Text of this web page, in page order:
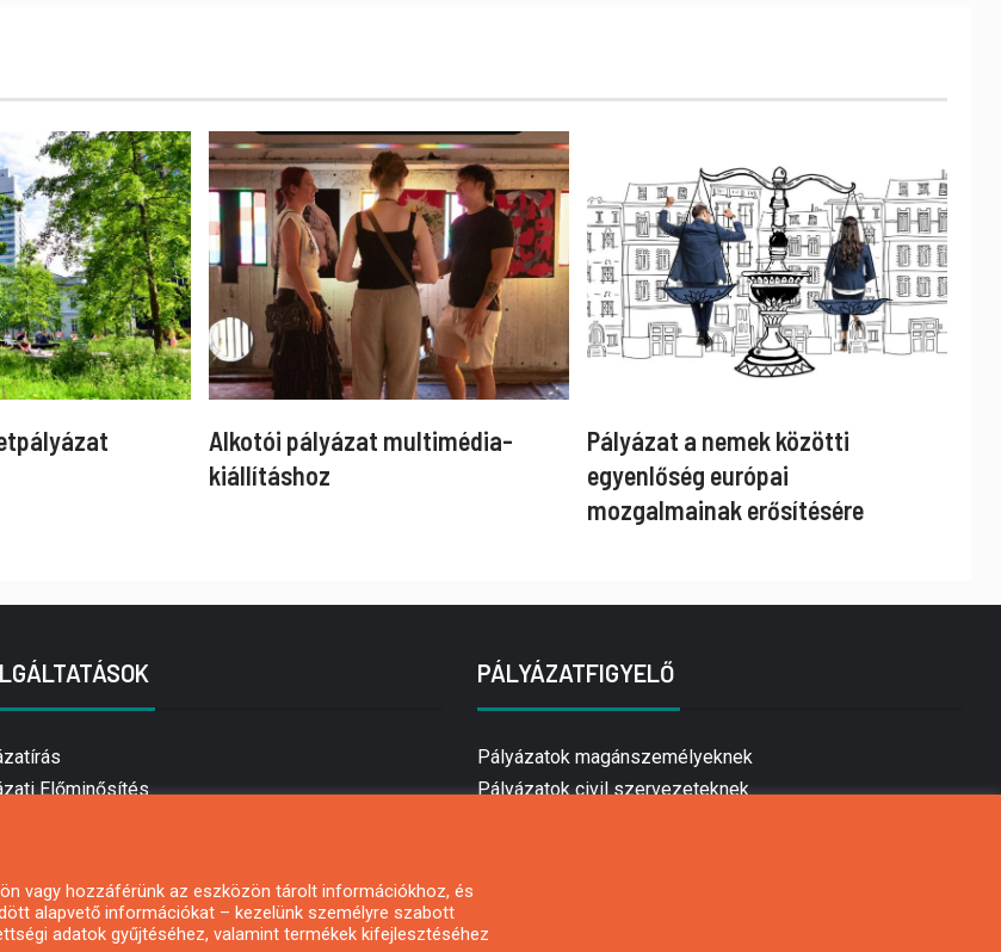
Alkotói pályázat multimédia-
kiállításhoz
Pályázat a nemek közötti
egyenlőség európai
mozgalmainak erősítésére
Előminősítés
pályázatírás
magánszemélyeknek
PÁLYÁZATFIGYELŐ
Pályázatok magánszemélyeknek
Pályázatok civil szervezeteknek
vagy hozzáférünk az eszközön tárolt információkhoz, és
alapvető információkat – kezelünk személyre szabott
adatok gyűjtéséhez, valamint termékek kifejlesztéséhez